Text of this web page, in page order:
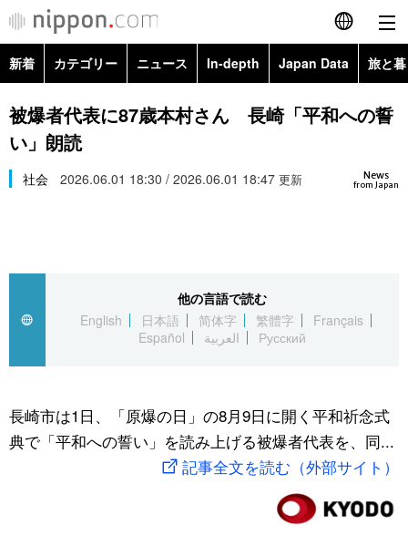
English
简体字
Русский
カテゴリー
経済・ビジネス
国際
文化
トップ
アーカイブ
In-depth
Japan Data
動画/Live
新着 カテゴリー ニュース In-depth Japan Data 旅と
政治・外交
経済・ビジネス
スポーツ・東京2020
Topics
被爆者代表に87歳本村さん 長崎「平和への誓
い」朗読
News
from Japan
社会 2026.06.01 18:30 / 2026.06.01 18:47 更新
他の言語で読む
English
日本語 简体字 繁體字
Français
Español
العربية Русский
長崎市は1日、「原爆の日」の8月9日に開く平和祈念式
典で「平和への誓い」を読み上げる被爆者代表を、同...
記事全文を読む（外部サイト）